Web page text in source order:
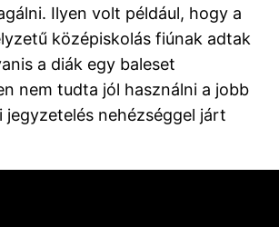
Ilyen volt például, hogy a
középiskolás fiúnak adtak
a diák egy baleset
nem tudta jól használni a jobb
jegyzetelés nehézséggel járt